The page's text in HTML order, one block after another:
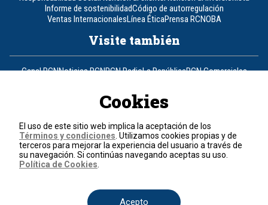
Informe de sostenibilidadCódigo de autorregulación
Ventas InternacionalesLínea ÉticaPrensa RCNOBA
Visite también
Canal RCNNoticias RCNRCN RadioLa RepúblicaRCN Comerciales
Un producto de RCN Televisión
Contáctenos
Teléfono+57 (601) 426 92 92
Términos y condiciones
Cookies
El uso de este sitio web implica la aceptación de los
Términos y condiciones . Utilizamos cookies propias y de
terceros para mejorar la experiencia del usuario a través de
su navegación. Si continúas navegando aceptas su uso.
Política de Cookies
Acepto